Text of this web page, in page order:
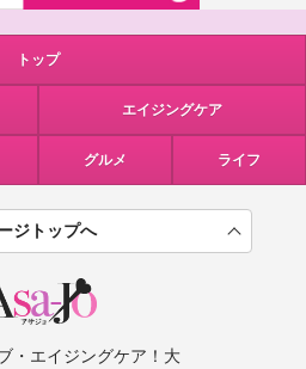
トップ
エイジングケア
グルメ ライフ
ジトップへ
・エイジングケア！大